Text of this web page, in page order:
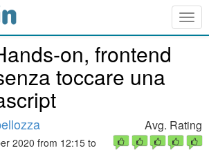
on, frontend
toccare una
2020 from 12:15 to
Avg. Rating